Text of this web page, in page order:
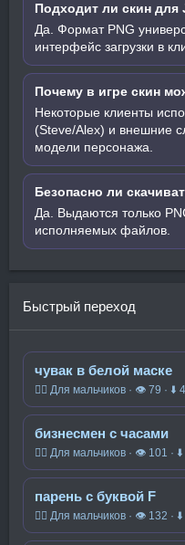
Подходит ли скин для
Да. Формат PNG
интерфейс загрузки в
Почему в игре скин
Некоторые клиенты
(Steve/Alex) и внешние
модели персонажа.
Безопасно ли
Да. Выдаются только
исполняемых файлов.
Быстрый переход
чувак в белой маске
🧍‍♂️ Для мальчиков · 👁 79 · ⬇
бизнесмен с часами
🧍‍♂️ Для мальчиков · 👁 101 ·
парень с буквой F
🧍‍♂️ Для мальчиков · 👁 132 ·